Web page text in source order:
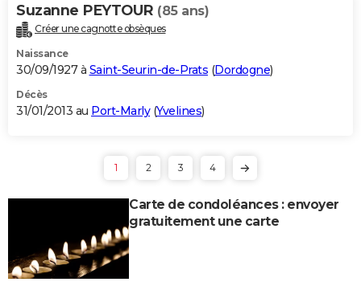
Suzanne PEYTOUR (85 ans)
Créer une cagnotte obsèques
Naissance
30/09/1927 à Saint-Seurin-de-Prats (Dordogne)
Décès
31/01/2013 au Port-Marly(Yvelines)
1 2 3 4
Carte de condoléances : envoyer
gratuitement une carte